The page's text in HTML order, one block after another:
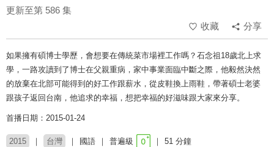
更新至第 586 集
收藏
分享
如果擁有碩博士學歷，會想要在傳統菜市場裡工作嗎？石念祖18歲北上求
學，一路攻讀到了博士在父親重病，家中事業面臨中斷之際，他毅然決然
的放棄在北部可能得到的好工作跟薪水，從皮鞋換上雨鞋，帶著碩士老婆
跟孩子返回台南，他追求的幸福，想把幸福的好滋味跟大家來分享。
首播日期：2015-01-24
2015 台灣 國語 普遍級 51 分鐘